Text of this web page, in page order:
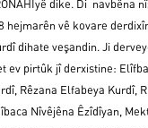
dike. Di navbêna
hejmarên vê kovare
dihate veşandin. Ji
ev pirtûk jî derxistine:
Rêzana Elfabeya Kurdî,
Nîvêjêna Êzîdîyan,